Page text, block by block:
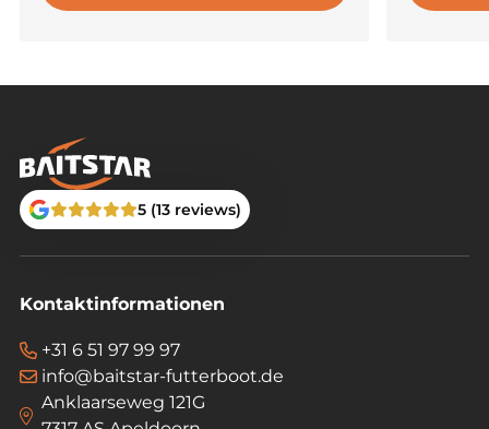
5 (13 reviews)
Kontaktinformationen
+31 6 51 97 99 97
info@baitstar-futterboot.de
Anklaarseweg 121G